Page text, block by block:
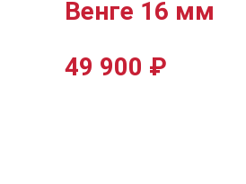
Венге 16 мм
49 900 ₽